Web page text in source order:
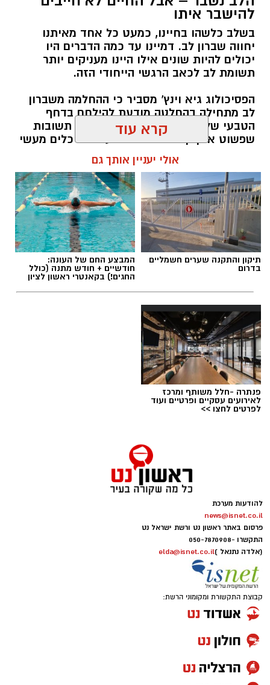
יש לכם מידע חשוב שטרם נחשף? צילומים מאירוע
חדשותי? מצאתם טעות בכתבה? נשמח שתשתפו
אותנו
להישבר איתו
בשלב כלשהו בחיינו, כמעט כל אחד מאיתנו
יחווה שברון לב. דמיינו עד כמה הדברים היו
יכולים להיות שונים אילו היינו מעניקים יותר
תשומת לב לכאב הרגשי הייחודי הזה.
הפסיכולוג גיא וינץ' מסביר כי ההחלמה משברון
לב מתחילה בהחלטה מודעת להילחם בדחף
הטבעי שלנו לייפות את העבר ולחפש תשובות
שפשוט אינן קיימות. הוא מציע ארגז כלים מעשי
שיעזור לנו, בהדרגה, להשתחרר מהכאב ולהמשיך
הלב שלנו אולי נשבר לפעמים, אבל אנחנו לא
חייבים להישבר יחד איתו.
מערכת האתר / 09:04 23.07.26
תגים:טד
יש לכם מידע חשוב שטרם נחשף? צילומים מאירוע
חדשותי? מצאתם טעות בכתבה? נשמח שתשתפו
אותנו
קרא עוד
אולי יעניין אותך גם
תיקון והתקנה שערים חשמליים
בדרום
המבצע החם של העונה:
חודשיים + חודש מתנה (כולל
החגים!) בקאנטרי ראשון לציון
פנתרה -חלל משותף ומרכז
לאירועים עסקיים ופרטיים ועוד
לפרטים לחצו >>
להודעות מערכת
news@isnet.co.il
פרסום באתר ראשון נט ורשת ישראל נט
התקשרו -050-7870908
(אלדה נתנאל )elda@isnet.co.il
קבוצת התקשורת ומקומוני הרשת: